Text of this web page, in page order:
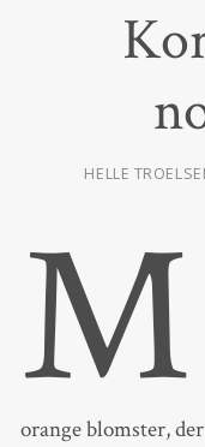
HELLE
M
orange blomster,